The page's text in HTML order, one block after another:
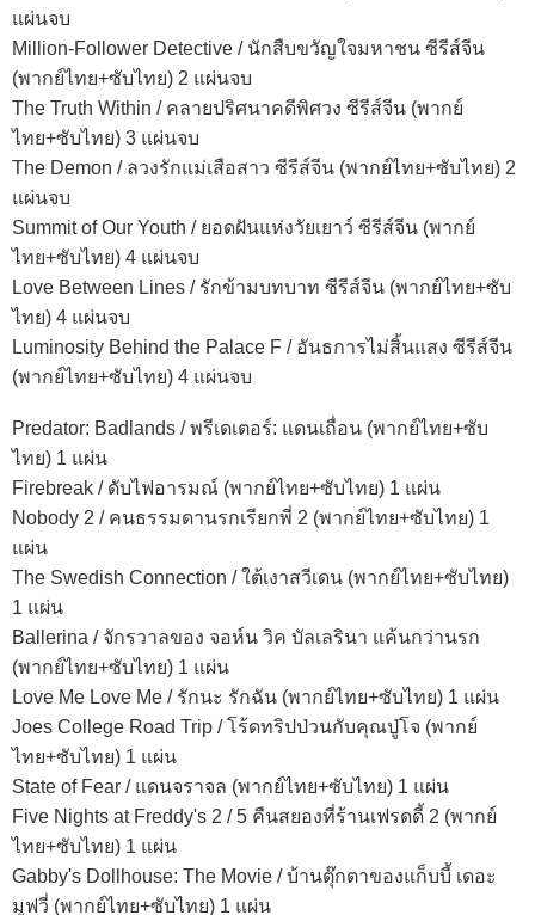
แผ่นจบ
Million-Follower Detective / นักสืบขวัญใจมหาชน ซีรีส์จีน
(พากย์ไทย+ซับไทย) 2 แผ่นจบ
The Truth Within / คลายปริศนาคดีพิศวง ซีรีส์จีน (พากย์
ไทย+ซับไทย) 3 แผ่นจบ
The Demon / ลวงรักแม่เสือสาว ซีรีส์จีน (พากย์ไทย+ซับไทย) 2
แผ่นจบ
Summit of Our Youth / ยอดฝันแห่งวัยเยาว์ ซีรีส์จีน (พากย์
ไทย+ซับไทย) 4 แผ่นจบ
Love Between Lines / รักข้ามบทบาท ซีรีส์จีน (พากย์ไทย+ซับ
ไทย) 4 แผ่นจบ
Luminosity Behind the Palace F / อันธการไม่สิ้นแสง ซีรีส์จีน
(พากย์ไทย+ซับไทย) 4 แผ่นจบ
Predator: Badlands / พรีเดเตอร์: แดนเถื่อน (พากย์ไทย+ซับ
ไทย) 1 แผ่น
Firebreak / ดับไฟอารมณ์ (พากย์ไทย+ซับไทย) 1 แผ่น
Nobody 2 / คนธรรมดานรกเรียกพี่ 2 (พากย์ไทย+ซับไทย) 1
แผ่น
The Swedish Connection / ใต้เงาสวีเดน (พากย์ไทย+ซับไทย)
1 แผ่น
Ballerina / จักรวาลของ จอห์น วิค บัลเลรินา แค้นกว่านรก
(พากย์ไทย+ซับไทย) 1 แผ่น
Love Me Love Me / รักนะ รักฉัน (พากย์ไทย+ซับไทย) 1 แผ่น
Joes College Road Trip / โร้ดทริปป่วนกับคุณปู่โจ (พากย์
ไทย+ซับไทย) 1 แผ่น
State of Fear / แดนจราจล (พากย์ไทย+ซับไทย) 1 แผ่น
Five Nights at Freddy's 2 / 5 คืนสยองที่ร้านเฟรดดี้ 2 (พากย์
ไทย+ซับไทย) 1 แผ่น
Gabby's Dollhouse: The Movie / บ้านตุ๊กตาของแก็บบี้ เดอะ
มูฟวี่ (พากย์ไทย+ซับไทย) 1 แผ่น